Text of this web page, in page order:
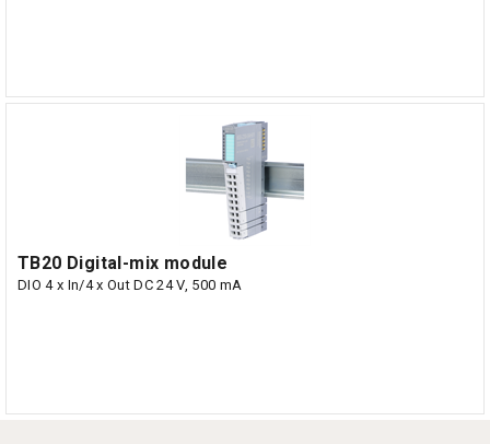
TB20 Digital-mix module
DIO 4 x In/4 x Out DC 24 V, 500 mA